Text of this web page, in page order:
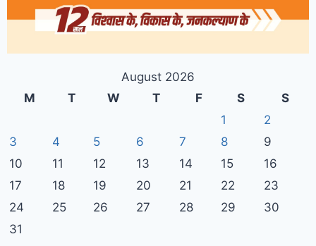
August 2026
M
T W T F S
S
1
2
3
4 5 6 7 8
9
10
11 12 13 14 15
16
17
18 19 20 21 22
23
24
25 26 27 28 29
30
31